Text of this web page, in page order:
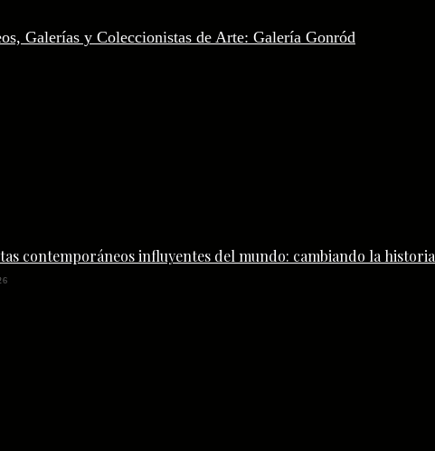
Galerías y Coleccionistas de Arte: Galería Gonród
contemporáneos influyentes del mundo: cambiando la historia